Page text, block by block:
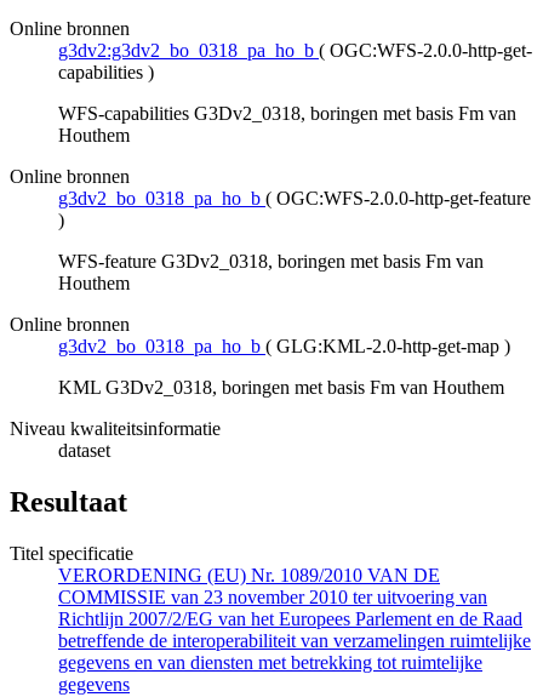
Online bronnen
g3dv2:g3dv2_bo_0318_pa_ho_b ( OGC:WFS-2.0.0-http-get-
capabilities )
WFS-capabilities G3Dv2_0318, boringen met basis Fm van
Houthem
Online bronnen
g3dv2_bo_0318_pa_ho_b ( OGC:WFS-2.0.0-http-get-feature
)
WFS-feature G3Dv2_0318, boringen met basis Fm van
Houthem
Online bronnen
g3dv2_bo_0318_pa_ho_b ( GLG:KML-2.0-http-get-map )
KML G3Dv2_0318, boringen met basis Fm van Houthem
Niveau kwaliteitsinformatie
dataset
Resultaat
Titel specificatie
VERORDENING (EU) Nr. 1089/2010 VAN DE
COMMISSIE van 23 november 2010 ter uitvoering van
Richtlijn 2007/2/EG van het Europees Parlement en de Raad
betreffende de interoperabiliteit van verzamelingen ruimtelijke
gegevens en van diensten met betrekking tot ruimtelijke
gegevens